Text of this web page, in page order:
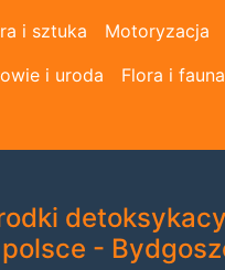
i sztuka
Motoryzacja
i uroda Flora i fauna
polsce -